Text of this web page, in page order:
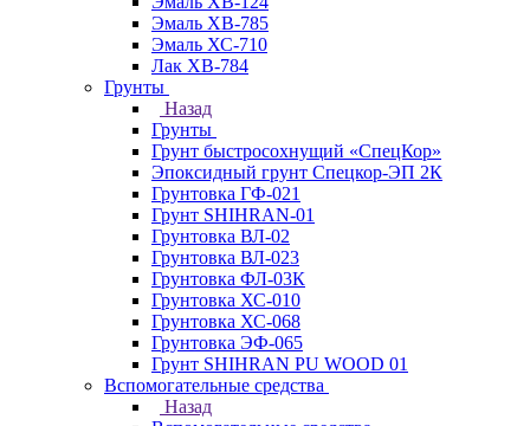
Эмаль ХВ-785
Эмаль ХС-710
Лак ХВ-784
Грунты
Назад
Грунты
Грунт быстросохнущий «СпецКор»
Эпоксидный грунт Спецкор-ЭП 2К
Грунтовка ГФ-021
Грунт SHIHRAN-01
Грунтовка ВЛ-02
Грунтовка ВЛ-023
Грунтовка ФЛ-03К
Грунтовка ХС-010
Грунтовка ХС-068
Грунтовка ЭФ-065
Грунт SHIHRAN PU WOOD 01
Вспомогательные средства
Назад